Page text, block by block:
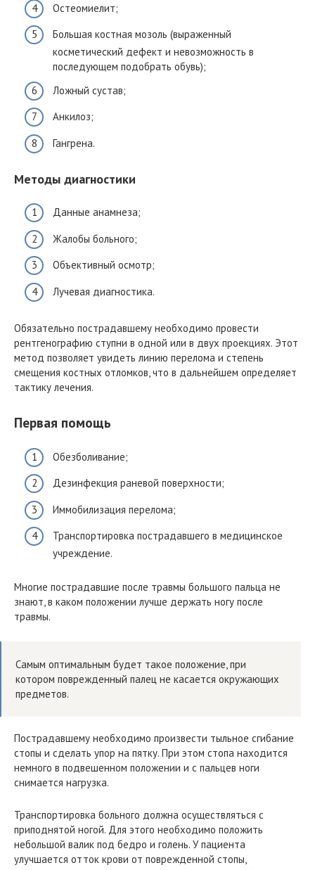
Остеомиелит;
Большая костная мозоль (выраженный
косметический дефект и невозможность в
последующем подобрать обувь);
Ложный сустав;
Анкилоз;
Гангрена.
Методы диагностики
Данные анамнеза;
Жалобы больного;
Объективный осмотр;
Лучевая диагностика.
Обязательно пострадавшему необходимо провести
рентгенографию ступни в одной или в двух проекциях. Этот
метод позволяет увидеть линию перелома и степень
смещения костных отломков, что в дальнейшем определяет
тактику лечения.
Первая помощь
Обезболивание;
Дезинфекция раневой поверхности;
Иммобилизация перелома;
Транспортировка пострадавшего в медицинское
учреждение.
Многие пострадавшие после травмы большого пальца не
знают, в каком положении лучше держать ногу после
травмы.
Самым оптимальным будет такое положение, при
котором поврежденный палец не касается окружающих
предметов.
Пострадавшему необходимо произвести тыльное сгибание
стопы и сделать упор на пятку. При этом стопа находится
немного в подвешенном положении и с пальцев ноги
снимается нагрузка.
Транспортировка больного должна осуществляться с
приподнятой ногой. Для этого необходимо положить
небольшой валик под бедро и голень. У пациента
улучшается отток крови от поврежденной стопы,